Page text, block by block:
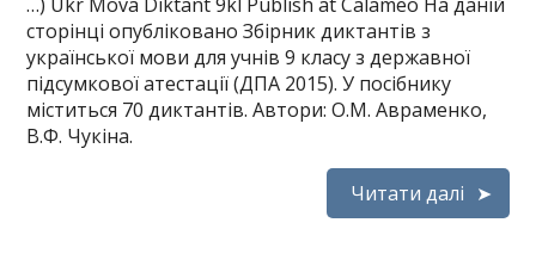
сторінці опубліковано Збірник диктантів з
української мови для учнів 9 класу з державної
підсумкової атестації (ДПА 2015). У посібнику
міститься 70 диктантів. Автори: О.М. Авраменко,
В.Ф. Чукіна.
Читати далі